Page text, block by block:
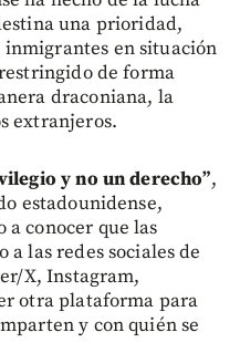
una prioridad,
en situación
de forma
draconiana, la
extranjeros.
y no un derecho”,
estadounidense,
a conocer que las
las redes sociales de
X, Instagram,
otra plataforma para
y con quién se